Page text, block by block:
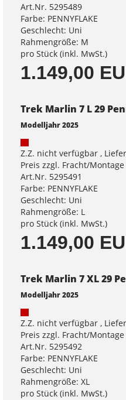
Art.Nr. 5295489
Farbe: PENNYFLAKE
Geschlecht: Uni
Rahmengröße: M
pro Stück (inkl. MwSt.)
1.149,00
Trek Marlin 7 L 29
Modelljahr 2025
Z.Z. nicht verfügbar ,
Preis zzgl. Fracht/Montage
Art.Nr. 5295491
Farbe: PENNYFLAKE
Geschlecht: Uni
Rahmengröße: L
pro Stück (inkl. MwSt.)
1.149,00
Trek Marlin 7 XL 29
Modelljahr 2025
Z.Z. nicht verfügbar ,
Preis zzgl. Fracht/Montage
Art.Nr. 5295492
Farbe: PENNYFLAKE
Geschlecht: Uni
Rahmengröße: XL
pro Stück (inkl. MwSt.)